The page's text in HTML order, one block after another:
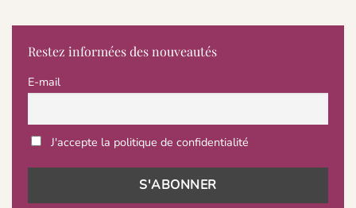
Restez informées des nouveautés
E-mail
J'accepte la politique de confidentialité